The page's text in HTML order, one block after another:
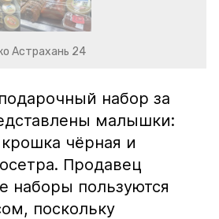
Астрахань 24
набор за
малышки:
чёрная и
Продавец
наборы пользуются
поскольку